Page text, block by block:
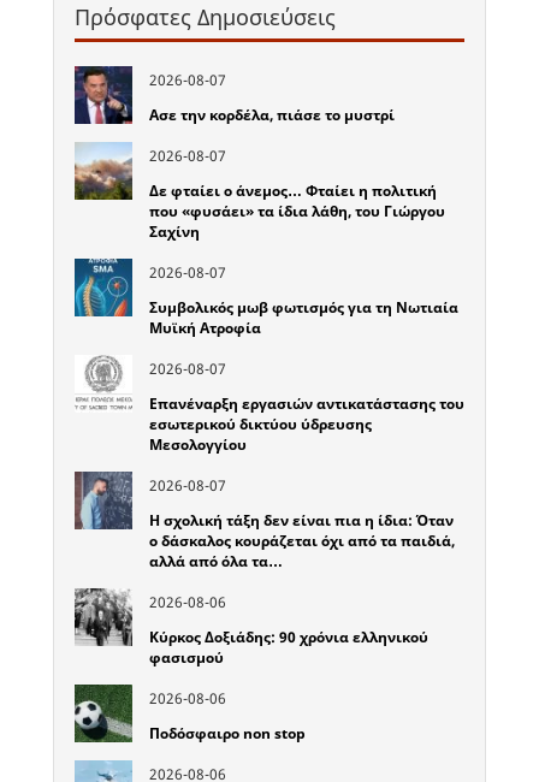
Πρόσφατες Δημοσιεύσεις
2026-08-07
Ασε την κορδέλα, πιάσε το μυστρί
2026-08-07
Δε φταίει ο άνεμος… Φταίει η πολιτική
που «φυσάει» τα ίδια λάθη, του Γιώργου
Σαχίνη
2026-08-07
Συμβολικός μωβ φωτισμός για τη Νωτιαία
Μυϊκή Ατροφία
2026-08-07
Επανέναρξη εργασιών αντικατάστασης του
εσωτερικού δικτύου ύδρευσης
Μεσολογγίου
2026-08-07
Η σχολική τάξη δεν είναι πια η ίδια: Όταν
ο δάσκαλος κουράζεται όχι από τα παιδιά,
αλλά από όλα τα…
2026-08-06
Κύρκος Δοξιάδης: 90 χρόνια ελληνικού
φασισμού
2026-08-06
Ποδόσφαιρο non stop
2026-08-06